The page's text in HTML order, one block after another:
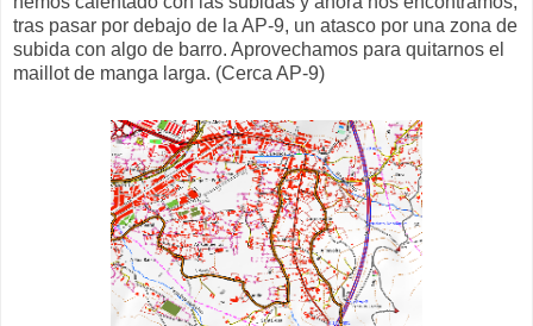
tras pasar por debajo de la AP-9, un atasco por una zona de
subida con algo de barro. Aprovechamos para quitarnos el
maillot de manga larga. (Cerca AP-9)